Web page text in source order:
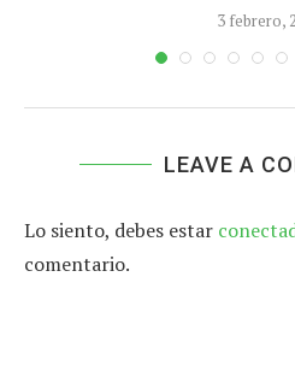
3 febrero,
LEAVE A
Lo siento, debes estar
comentario.